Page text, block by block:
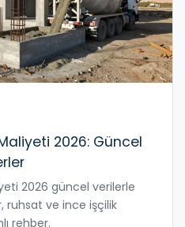
2026: Güncel
2026 güncel verilerle
ruhsat ve ince işçilik
rehber.